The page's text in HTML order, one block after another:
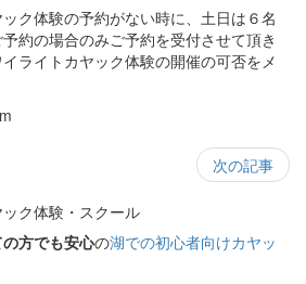
ク体験の予約がない時に、土日は６名
約の場合のみご予約を受付させて頂き
ライトカヤック体験の開催の可否をメ
次の記事
ク体験・スクール
方でも安心の湖での初心者向けカヤッ